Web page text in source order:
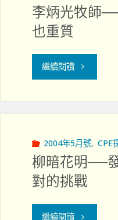
李炳光牧師
也重質
繼續閱讀"李
牧
師
──
院
2004年5月號, CPE
柳暗花明──
對的挑戰
繼續閱讀"柳